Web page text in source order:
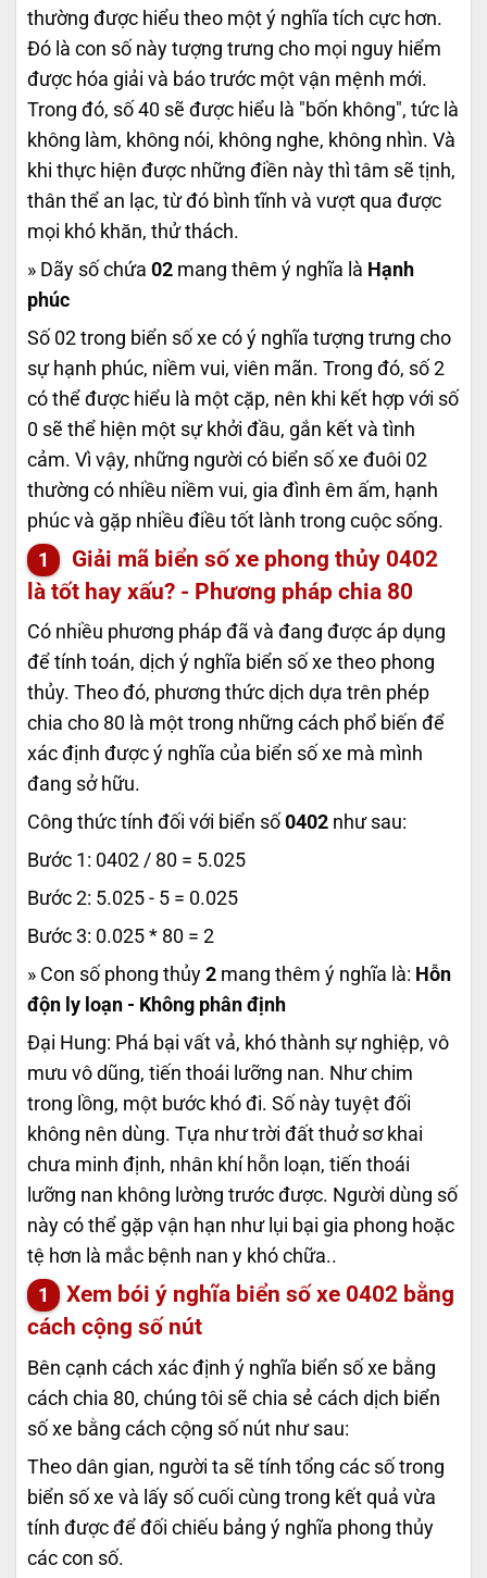
thường được hiểu theo một ý nghĩa tích cực hơn.
Đó là con số này tượng trưng cho mọi nguy hiểm
được hóa giải và báo trước một vận mệnh mới.
Trong đó, số 40 sẽ được hiểu là "bốn không", tức là
không làm, không nói, không nghe, không nhìn. Và
khi thực hiện được những điền này thì tâm sẽ tịnh,
thân thể an lạc, từ đó bình tĩnh và vượt qua được
mọi khó khăn, thử thách.
» Dãy số chứa 02 mang thêm ý nghĩa là Hạnh
phúc
Số 02 trong biển số xe có ý nghĩa tượng trưng cho
sự hạnh phúc, niềm vui, viên mãn. Trong đó, số 2
có thể được hiểu là một cặp, nên khi kết hợp với số
0 sẽ thể hiện một sự khởi đầu, gắn kết và tình
cảm. Vì vậy, những người có biển số xe đuôi 02
thường có nhiều niềm vui, gia đình êm ấm, hạnh
phúc và gặp nhiều điều tốt lành trong cuộc sống.
Giải mã biển số xe phong thủy 0402
là tốt hay xấu? - Phương pháp chia 80
Có nhiều phương pháp đã và đang được áp dụng
để tính toán, dịch ý nghĩa biển số xe theo phong
thủy. Theo đó, phương thức dịch dựa trên phép
chia cho 80 là một trong những cách phổ biến để
xác định được ý nghĩa của biển số xe mà mình
đang sở hữu.
Công thức tính đối với biển số 0402 như sau:
Bước 1: 0402 / 80 = 5.025
Bước 2: 5.025 - 5 = 0.025
Bước 3: 0.025 * 80 = 2
» Con số phong thủy 2 mang thêm ý nghĩa là: Hỗn
độn ly loạn - Không phân định
Đại Hung: Phá bại vất vả, khó thành sự nghiệp, vô
mưu vô dũng, tiến thoái lưỡng nan. Như chim
trong lồng, một bước khó đi. Số này tuyệt đối
không nên dùng. Tựa như trời đất thuở sơ khai
chưa minh định, nhân khí hỗn loạn, tiến thoái
lưỡng nan không lường trước được. Người dùng số
này có thể gặp vận hạn như lụi bại gia phong hoặc
tệ hơn là mắc bệnh nan y khó chữa..
Xem bói ý nghĩa biển số xe 0402 bằng
cách cộng số nút
Bên cạnh cách xác định ý nghĩa biển số xe bằng
cách chia 80, chúng tôi sẽ chia sẻ cách dịch biển
số xe bằng cách cộng số nút như sau:
Theo dân gian, người ta sẽ tính tổng các số trong
biển số xe và lấy số cuối cùng trong kết quả vừa
tính được để đối chiếu bảng ý nghĩa phong thủy
các con số.